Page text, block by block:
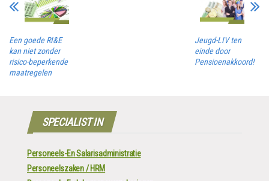
Een goede RI&E
kan niet zonder
risico-beperkende
maatregelen
Jeugd-LIV ten
einde door
Pensioenakkoord!
SPECIALIST IN
Personeels-En Salarisadministratie
Personeelszaken / HRM